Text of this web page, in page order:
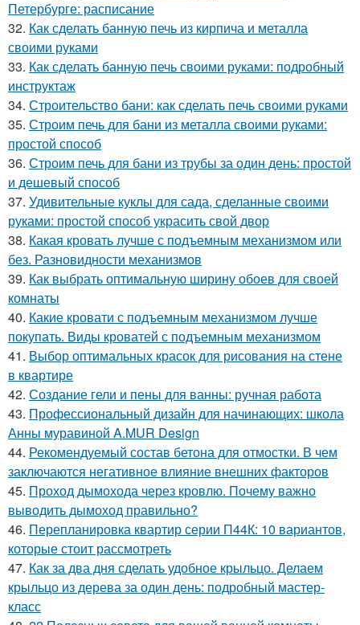
Петербурге: расписание
32. Как сделать банную печь из кирпича и металла
своими руками
33. Как сделать банную печь своими руками: подробный
инструктаж
34. Строительство бани: как сделать печь своими руками
35. Строим печь для бани из металла своими руками:
простой способ
36. Строим печь для бани из трубы за один день: простой
и дешевый способ
37. Удивительные куклы для сада, сделанные своими
руками: простой способ украсить свой двор
38. Какая кровать лучше с подъемным механизмом или
без. Разновидности механизмов
39. Как выбрать оптимальную ширину обоев для своей
комнаты
40. Какие кровати с подъемным механизмом лучше
покупать. Виды кроватей с подъемным механизмом
41. Выбор оптимальных красок для рисования на стене
в квартире
42. Создание гели и пены для ванны: ручная работа
43. Профессиональный дизайн для начинающих: школа
Анны муравиной A.MUR Design
44. Рекомендуемый состав бетона для отмостки. В чем
заключаются негативное влияние внешних факторов
45. Проход дымохода через кровлю. Почему важно
выводить дымоход правильно?
46. Перепланировка квартир серии П44К: 10 вариантов,
которые стоит рассмотреть
47. Как за два дня сделать удобное крыльцо. Делаем
крыльцо из дерева за один день: подробный мастер-
класс